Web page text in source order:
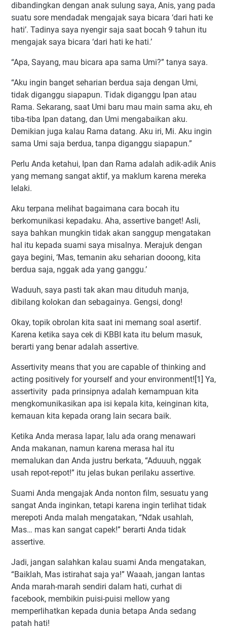
dibandingkan dengan anak sulung saya, Anis, yang pada
suatu sore mendadak mengajak saya bicara ‘dari hati ke
hati’. Tadinya saya nyengir saja saat bocah 9 tahun itu
mengajak saya bicara ‘dari hati ke hati.’
“Apa, Sayang, mau bicara apa sama Umi?” tanya saya.
“Aku ingin banget seharian berdua saja dengan Umi,
tidak diganggu siapapun. Tidak diganggu Ipan atau
Rama. Sekarang, saat Umi baru mau main sama aku, eh
tiba-tiba Ipan datang, dan Umi mengabaikan aku.
Demikian juga kalau Rama datang. Aku iri, Mi. Aku ingin
sama Umi saja berdua, tanpa diganggu siapapun.”
Perlu Anda ketahui, Ipan dan Rama adalah adik-adik Anis
yang memang sangat aktif, ya maklum karena mereka
lelaki.
Aku terpana melihat bagaimana cara bocah itu
berkomunikasi kepadaku. Aha, assertive banget! Asli,
saya bahkan mungkin tidak akan sanggup mengatakan
hal itu kepada suami saya misalnya. Merajuk dengan
gaya begini, ‘Mas, temanin aku seharian dooong, kita
berdua saja, nggak ada yang ganggu.’
Waduuh, saya pasti tak akan mau dituduh manja,
dibilang kolokan dan sebagainya. Gengsi, dong!
Okay, topik obrolan kita saat ini memang soal asertif.
Karena ketika saya cek di KBBI kata itu belum masuk,
berarti yang benar adalah assertive.
Assertivity means that you are capable of thinking and
acting positively for yourself and your environment![1] Ya,
assertivity pada prinsipnya adalah kemampuan kita
mengkomunikasikan apa isi kepala kita, keinginan kita,
kemauan kita kepada orang lain secara baik.
Ketika Anda merasa lapar, lalu ada orang menawari
Anda makanan, namun karena merasa hal itu
memalukan dan Anda justru berkata, “Aduuuh, nggak
usah repot-repot!” itu jelas bukan perilaku assertive.
Suami Anda mengajak Anda nonton film, sesuatu yang
sangat Anda inginkan, tetapi karena ingin terlihat tidak
merepoti Anda malah mengatakan, “Ndak usahlah,
Mas… mas kan sangat capek!” berarti Anda tidak
assertive.
Jadi, jangan salahkan kalau suami Anda mengatakan,
“Baiklah, Mas istirahat saja ya!” Waaah, jangan lantas
Anda marah-marah sendiri dalam hati, curhat di
facebook, membikin puisi-puisi mellow yang
memperlihatkan kepada dunia betapa Anda sedang
patah hati!